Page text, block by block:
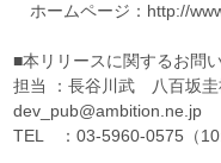
ホームページ：http://
■本リリースに関するお問
担当 ：長谷川武 八百坂圭
dev_pub@ambition.ne.jp
TEL ：03-5960-0575（